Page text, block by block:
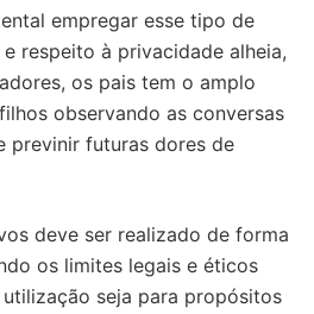
empregar esse tipo de
respeito à privacidade alheia,
os pais tem o amplo
observando as conversas
previnir futuras dores de
deve ser realizado de forma
os limites legais e éticos
seja para propósitos